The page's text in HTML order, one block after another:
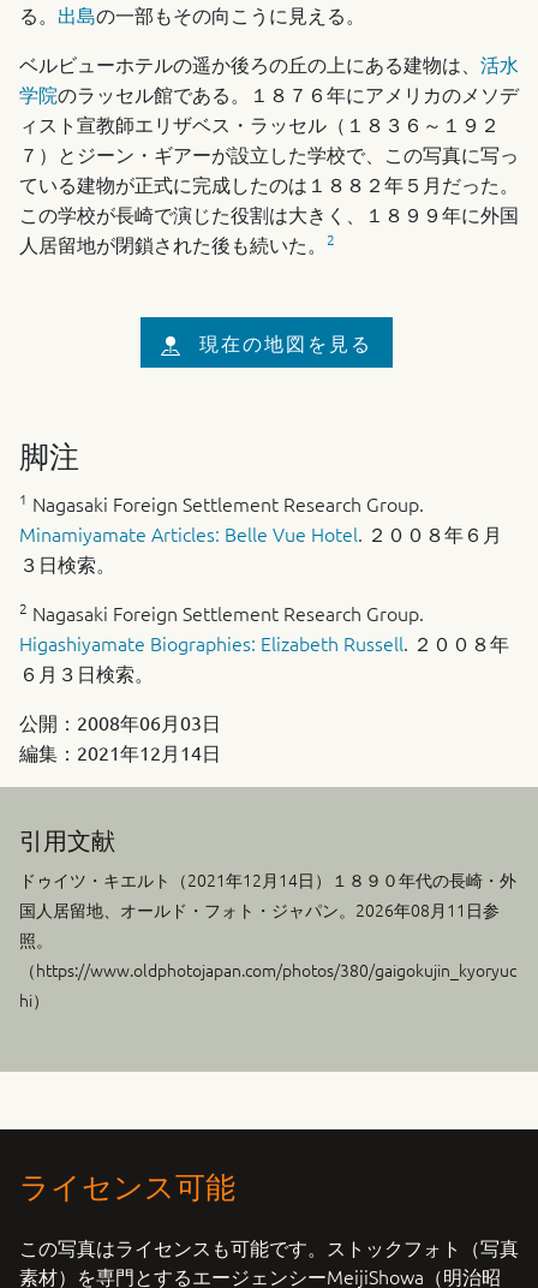
る。 出島の一部もその向こうに見える。
ベルビューホテルの遥か後ろの丘の上にある建物は、 活水
学院のラッセル館である。１８７６年にアメリカのメソデ
ィスト宣教師エリザベス・ラッセル（１８３６～１９２
７）とジーン・ギアーが設立した学校で、この写真に写っ
ている建物が正式に完成したのは１８８２年５月だった。
この学校が長崎で演じた役割は大きく、１８９９年に外国
人居留地が閉鎖された後も続いた。
2
現在の地図を見る
脚注
1 Nagasaki Foreign Settlement Research Group.
Minamiyamate Articles: Belle Vue Hotel. ２００８年６月
３日検索。
2 Nagasaki Foreign Settlement Research Group.
Higashiyamate Biographies: Elizabeth Russell. ２００８年
６月３日検索。
公開： 2008年06月03日
編集： 2021年12月14日
引用文献
ドゥイツ・キエルト（2021年12月14日 ）１８９０年代の長崎・外
国人居留地、オールド・フォト・ジャパン。2026年08月11日参
照。
（https://www.oldphotojapan.com/photos/380/gaigokujin_kyoryuc
hi）
ライセンス可能
この写真はライセンスも可能です。ストックフォト（写真
素材）を専門とするエージェンシーMeijiShowa（明治昭